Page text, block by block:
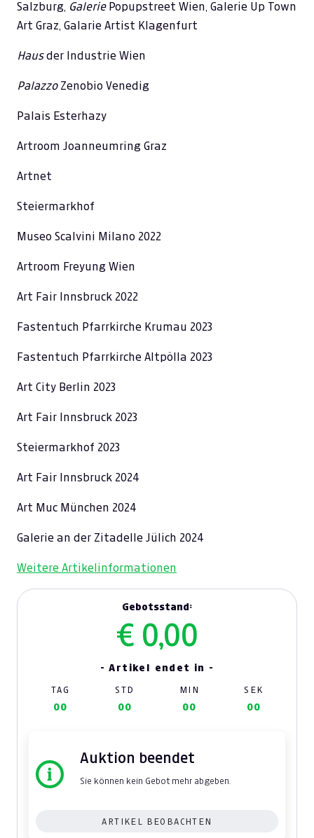
Salzburg, GaleriePopupstreet Wien, Galerie Up Town
Art Graz, Galarie Artist Klagenfurt
Hausder Industrie Wien
PalazzoZenobio Venedig
Palais Esterhazy
Artroom Joanneumring Graz
Artnet
Steiermarkhof
Museo Scalvini Milano 2022
Artroom Freyung Wien
Art Fair Innsbruck 2022
Fastentuch Pfarrkirche Krumau 2023
Fastentuch Pfarrkirche Altpölla 2023
Art City Berlin 2023
Art Fair Innsbruck 2023
Steiermarkhof 2023
Art Fair Innsbruck 2024
Art Muc München 2024
Galerie an der Zitadelle Jülich 2024
Weitere Artikelinformationen
Gebotsstand:
€ 0,00
- Artikel endet in -
TAG STD MIN SEK
00 00 00 00
Auktion beendet
Sie können kein Gebot mehr abgeben.
ARTIKEL BEOBACHTEN